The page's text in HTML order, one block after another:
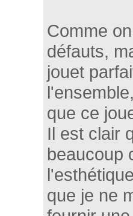
Comme
défauts,
jouet
que ce
Il est clair
beaucoup
que je ne